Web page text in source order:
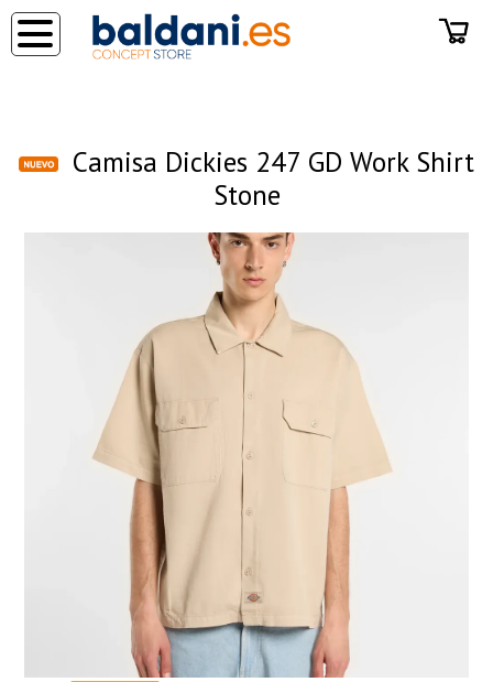
Camisa Dickies 247 GD Work Shirt
Stone